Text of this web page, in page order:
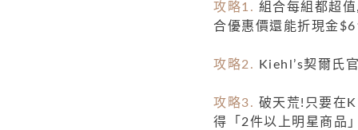
攻略1. 組合每組都超
合優惠價還能折現金
攻略2. Kiehl’s契爾氏
攻略3. 破天荒!只要在
得「2件以上明星商品